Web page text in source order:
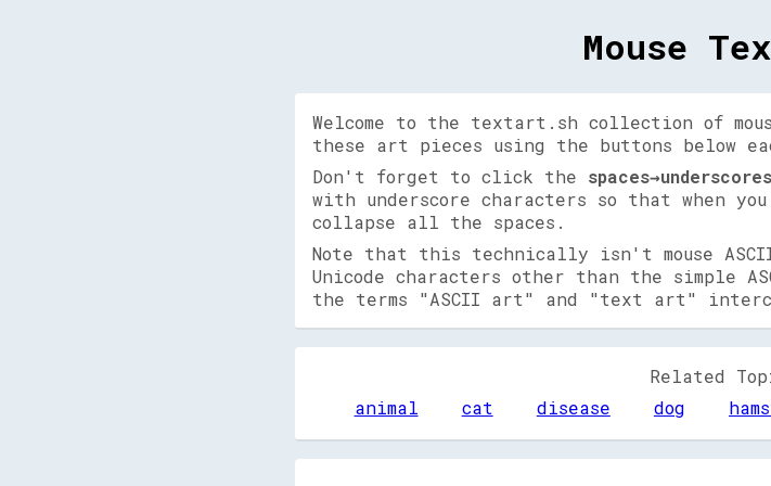
Mouse
Welcome to the textart.sh collection of
these art pieces using the buttons below
Don't forget to click the spaces→underscores
with underscore characters so that when
collapse all the spaces.
Note that this technically isn't mouse
Unicode characters other than the simple
the terms "ASCII art" and "text art"
Related
animal
cat disease dog